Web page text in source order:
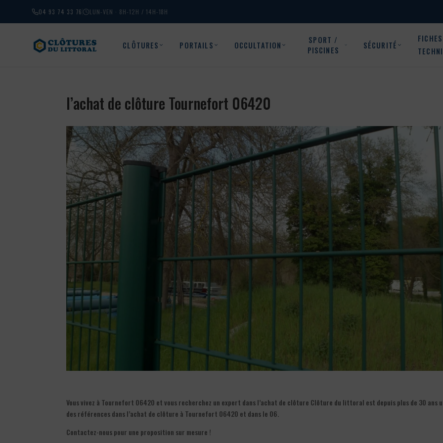
04 93 74 33 76 LUN-VEN · 8H-12H / 14H-18H
CLÔTURES PORTAILS OCCULTATION
SPORT /
PISCINES
SÉCURITÉ
FICHES
l’achat de clôture Tournefort 06420
Vous vivez à Tournefort 06420 et vous recherchez un expert dans l’achat de clôture Clôture du littoral est depuis plus de 30 ans
des références dans l’achat de clôture à Tournefort 06420 et dans le 06.
Contactez-nous pour une proposition sur mesure !